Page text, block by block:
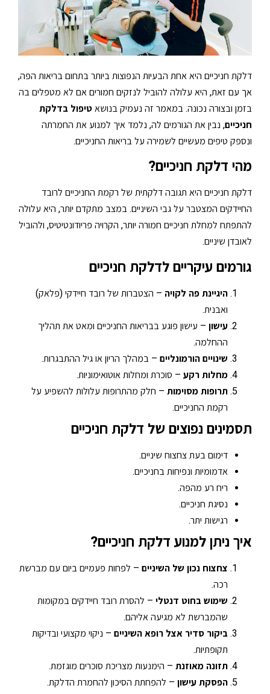
דלקת חניכיים היא אחת הבעיות הנפוצות ביותר בתחום בריאות הפה,
אך עם זאת, היא עלולה להוביל לנזקים חמורים אם לא מטפלים בה
בזמן ובצורה נכונה. במאמר זה נעמיק בנושא טיפול בדלקת
חניכיים, נבין את הגורמים לה, נלמד איך למנוע את החמרתה
ונספק טיפים מעשיים לשמירה על בריאות החניכיים.
מהי דלקת חניכיים?
דלקת חניכיים היא תגובה דלקתית של רקמת החניכיים לרובד
החיידקים המצטבר על גבי השיניים. במצב מתקדם יותר, היא עלולה
להתפתח למחלת חניכיים חמורה יותר, הקרויה פריודונטיטיס, ולהוביל
לאובדן שיניים.
גורמים עיקריים לדלקת חניכיים
היגיינת פה לקויה – הצטברות של רובד חיידקי (פלאק)
ואבנית.
עישון – עישון פוגע בבריאות החניכיים ומאט את תהליך
ההחלמה.
שינויים הורמונליים – במהלך הריון או גיל ההתבגרות.
מחלות רקע – סוכרת ומחלות אוטואימוניות.
תרופות מסוימות – חלק מהתרופות עלולות להשפיע על
רקמת החניכיים.
תסמינים נפוצים של דלקת חניכיים
דימום בעת צחצוח שיניים.
אדמומיות ונפיחות בחניכיים.
ריח רע מהפה.
נסיגת חניכיים.
רגישות יתר.
איך ניתן למנוע דלקת חניכיים?
צחצוח נכון של השיניים – לפחות פעמיים ביום עם מברשת
רכה.
שימוש בחוט דנטלי – להסרת רובד חיידקים במקומות
שהמברשת לא מגיעה אליהם.
ביקור סדיר אצל רופא השיניים – ניקוי מקצועי ובדיקות
תקופתיות.
תזונה מאוזנת – הימנעות מצריכת סוכרים מוגזמת.
הפסקת עישון – להפחתת הסיכון להחמרת הדלקת.